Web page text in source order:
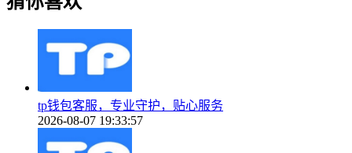
tp钱包客服，专业守护，贴心服务
2026-08-07 19:33:57